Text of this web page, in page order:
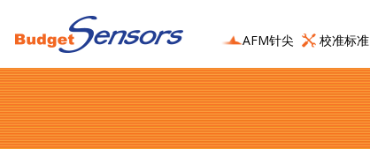
AFM针尖 校准标准